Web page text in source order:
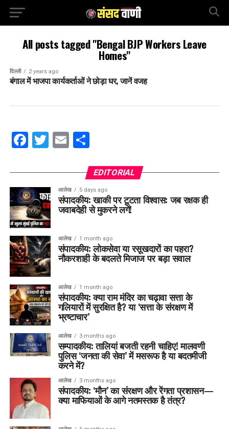
All posts tagged "Bengal BJP Workers Leave
Homes"
दिल्ली 2 years ago
बंगाल में भाजपा कार्यकर्ताओं ने छोड़ा घर, जानें वजह
Facebook
Twitter
EmailShare
EDITORIAL
आलेख 5 days ago
संपादकीय: खाकी पर टूटता विश्वास: जब रक्षक ही
जवाबदेही से मुकरने लगें!
आलेख 1 month ago
संपादकीय: लोकसेवा या रसूखदारों का पहरा?
नौकरशाही के बदलते मिजाज पर बड़ा सवाल
आलेख 1 month ago
संपादकीय: क्या राम मंदिर का चढ़ावा सत्ता के
गलियारों में सुरक्षित है? या ‘सत्ता के संरक्षण में
भ्रष्टाचार’
आलेख 3 months ago
सम्पादकीय: तालियां बजती रहनी चाहिए! मालवणी
पुलिस ‘जनता की सेवा’ में मसरूफ है या बदतमीजी
करने में?
आलेख 3 months ago
संपादकीय: ‘मौन’ का संरक्षण और रेंगता प्रशासन—
क्या माफियाओं के आगे नतमस्तक है तंत्र?